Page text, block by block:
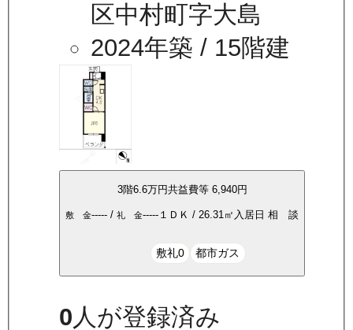
区中村町字大島
2024年築 / 15階建
3階6.6万円共益費等 6,940円
敷 金----- /礼 金----- １ＤＫ / 26.31 ㎡ 入居日相 談
敷礼0 都市ガス
0人が登録済み